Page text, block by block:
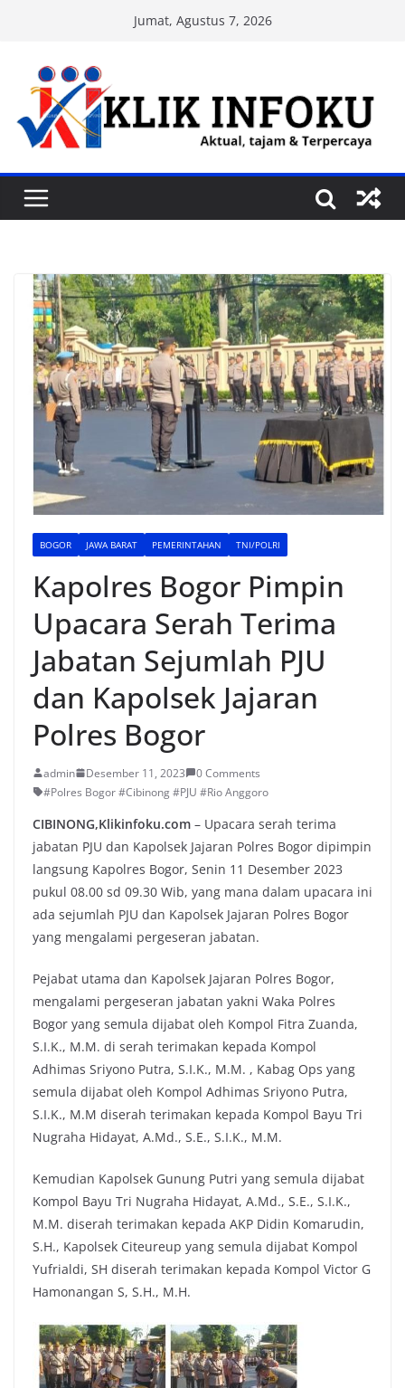
content
Jumat, Agustus 7, 2026
BOGOR JAWA BARAT PEMERINTAHAN TNI/POLRI
Kapolres Bogor Pimpin
Upacara Serah Terima
Jabatan Sejumlah PJU
dan Kapolsek Jajaran
Polres Bogor
admin Desember 11, 2023
0 Comments
#Polres Bogor #Cibinong #PJU #Rio Anggoro
CIBINONG,Klikinfoku.com – Upacara serah terima
jabatan PJU dan Kapolsek Jajaran Polres Bogor dipimpin
langsung Kapolres Bogor, Senin 11 Desember 2023
pukul 08.00 sd 09.30 Wib, yang mana dalam upacara ini
ada sejumlah PJU dan Kapolsek Jajaran Polres Bogor
yang mengalami pergeseran jabatan.
Pejabat utama dan Kapolsek Jajaran Polres Bogor,
mengalami pergeseran jabatan yakni Waka Polres
Bogor yang semula dijabat oleh Kompol Fitra Zuanda,
S.I.K., M.M. di serah terimakan kepada Kompol
Adhimas Sriyono Putra, S.I.K., M.M. , Kabag Ops yang
semula dijabat oleh Kompol Adhimas Sriyono Putra,
S.I.K., M.M diserah terimakan kepada Kompol Bayu Tri
Nugraha Hidayat, A.Md., S.E., S.I.K., M.M.
Kemudian Kapolsek Gunung Putri yang semula dijabat
Kompol Bayu Tri Nugraha Hidayat, A.Md., S.E., S.I.K.,
M.M. diserah terimakan kepada AKP Didin Komarudin,
S.H., Kapolsek Citeureup yang semula dijabat Kompol
Yufrialdi, SH diserah terimakan kepada Kompol Victor G
Hamonangan S, S.H., M.H.